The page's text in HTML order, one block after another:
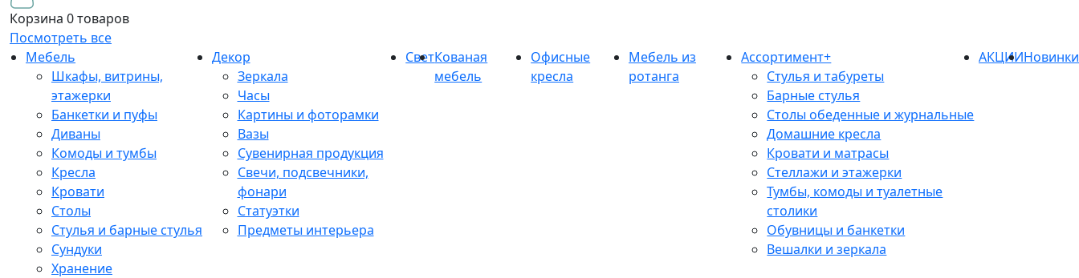
Корзина 0 товаров
Посмотреть все
Мебель
Шкафы, витрины,
этажерки
Банкетки и пуфы
Диваны
Комоды и тумбы
Кресла
Кровати
Столы
Стулья и барные стулья
Сундуки
Хранение
Декор
Зеркала
Часы
Картины и фоторамки
Вазы
Сувенирная продукция
Свечи, подсвечники,
фонари
Статуэтки
Предметы интерьера
СветКованая
мебель
Офисные
кресла
Мебель из
ротанга
Ассортимент+
Стулья и табуреты
Барные стулья
Столы обеденные и журнальные
Домашние кресла
Кровати и матрасы
Стеллажи и этажерки
Тумбы, комоды и туалетные
столики
Обувницы и банкетки
Вешалки и зеркала
АКЦИИНовинки